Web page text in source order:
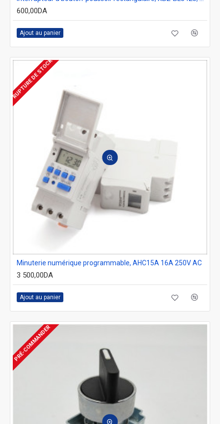
600,00DA
Ajout au panier
RUPTURE DE STOCK
Minuterie numérique programmable, AHC15A 16A 250V AC
3 500,00DA
Ajout au panier
PRÉ-COMMANDER